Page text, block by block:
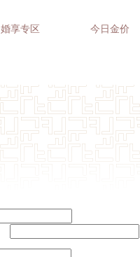
婚享专区 今日金价